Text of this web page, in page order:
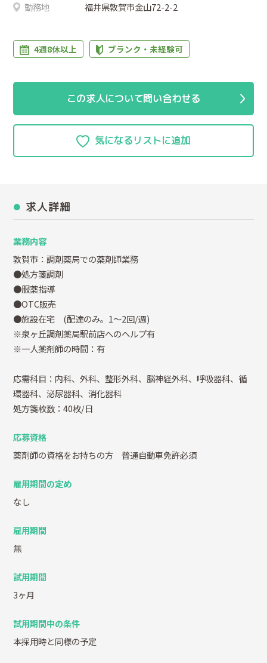
勤務地 福井県敦賀市金山72-2-2
4週8休以上 ブランク・未経験可
この求人について問い合わせる
求人詳細
業務内容
敦賀市：調剤薬局での薬剤師業務
●処方箋調剤
●服薬指導
●OTC販売
●施設在宅 (配達のみ。1～2回/週)
※泉ヶ丘調剤薬局駅前店へのヘルプ有
※一人薬剤師の時間：有
応需科目：内科、外科、整形外科、脳神経外科、呼吸器科、循
環器科、泌尿器科、消化器科
処方箋枚数：40枚/日
応募資格
薬剤師の資格をお持ちの方 普通自動車免許必須
雇用期間の定め
なし
雇用期間
無
試用期間
3ヶ月
試用期間中の条件
本採用時と同様の予定